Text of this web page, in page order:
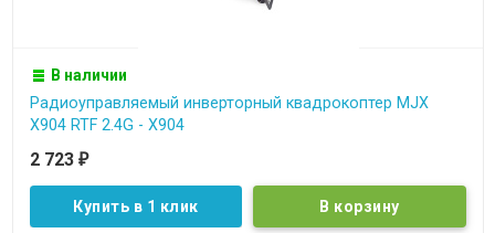
В наличии
Радиоуправляемый инверторный квадрокоптер MJX
X904 RTF 2.4G - X904
2 723 ₽
Купить в 1 клик